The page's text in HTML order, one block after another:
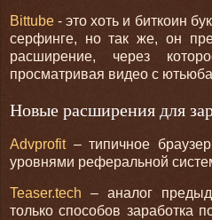
Bittube - это хоть и биткоин
серфинге, но так же, он
расширение, через
просматривая видео с
Новые расширения для
Advprofit– типичное
уровнями реферальной
Teaser.tech – аналог
только способов заработка